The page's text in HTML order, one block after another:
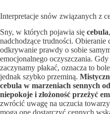
Interpretacje snów związanych z
Sny, w których pojawia się cebula
nadchodzące trudności. Obieranie
odkrywanie prawdy o sobie
emocjonalnego oczyszczania.
zaczynamy płakać, oznacza to
jednak szybko przeminą.
cebula w marzeniach sennych
niepokoje i złożoność przeżyć
zwrócić uwagę na uczucia